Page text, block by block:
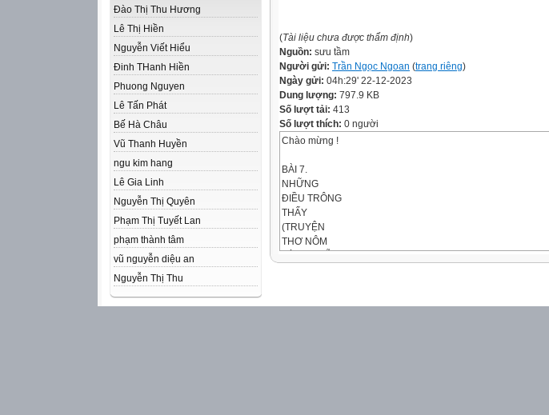
Đào Thị Thu Hương
Lê Thị Hiền
Nguyễn Viết Hiểu
Đinh THanh Hiền
Phuong Nguyen
Lê Tấn Phát
Bế Hà Châu
Vũ Thanh Huyền
ngu kim hang
Lê Gia Linh
Nguyễn Thị Quyên
Phạm Thị Tuyết Lan
phạm thành tâm
vũ nguyễn diệu an
Nguyễn Thị Thu
(Tài liệu chưa được thẩm định)
Nguồn: sưu tầm
Người gửi: Trần Ngọc Ngoan (trang riêng)
Ngày gửi: 04h:29' 22-12-2023
Dung lượng: 797.9 KB
Số lượt tải: 413
Số lượt thích: 0 người
Chào mừng !
BÀI 7.
NHỮNG
ĐIỀU TRÔNG
THẤY
(TRUYỆN
THƠ NÔM